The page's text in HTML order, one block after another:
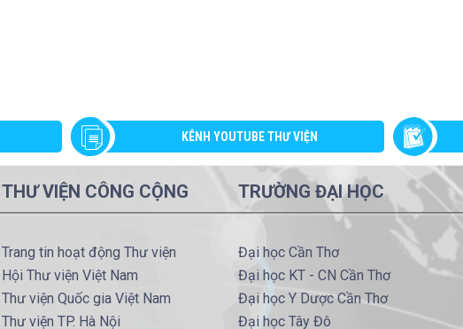
KÊNH YOUTUBE THƯ VIỆN
THƯ VIỆN CÔNG CỘNG
Trang tin hoạt động Thư viện
Hội Thư viện Việt Nam
Thư viện Quốc gia Việt Nam
Thư viện TP. Hà Nội
TRƯỜNG ĐẠI HỌC
Đại học Cần Thơ
Đại học KT - CN Cần Thơ
Đại học Y Dược Cần Thơ
Đại học Tây Đô